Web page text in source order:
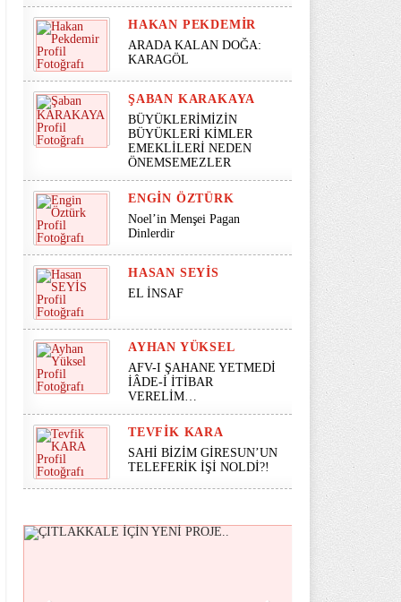
HAKAN PEKDEMIR
ARADA KALAN DOĞA:
KARAGÖL
ŞABAN KARAKAYA
BÜYÜKLERİMİZİN
BÜYÜKLERİ KİMLER
EMEKLİLERİ NEDEN
ÖNEMSEMEZLER
ENGIN ÖZTÜRK
Noel’in Menşei Pagan
Dinlerdir
HASAN SEYİS
EL İNSAF
AYHAN YÜKSEL
AFV-I ŞAHANE YETMEDİ
İÂDE-İ İTİBAR
VERELİM…
TEVFIK KARA
SAHİ BİZİM GİRESUN’UN
TELEFERİK İŞİ NOLDİ?!